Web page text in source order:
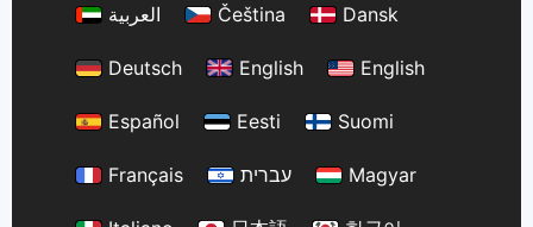
العربية
Čeština Dansk
Deutsch English English
Español Eesti Suomi
Français עברית Magyar